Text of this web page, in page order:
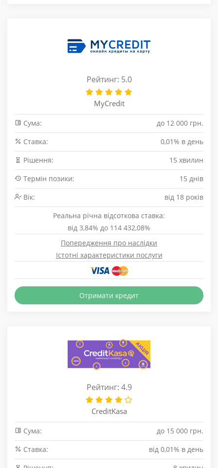
Рейтинг: 5.0
MyCredit
Сума:
до 12 000 грн.
Cтавка:
0,01% в день
Рішення:
15 хвилин
Термін позики:
15 днів
Вік:
від 18 років
Реальна річна відсоткова ставка:
від 3,84% до 114 432,08%
Попередження про наслідки
Істотні характеристики послуги
Отримати кредит
Рейтинг: 4.9
CreditKasa
Сума:
до 15 000 грн.
Cтавка:
від 0,01% в день